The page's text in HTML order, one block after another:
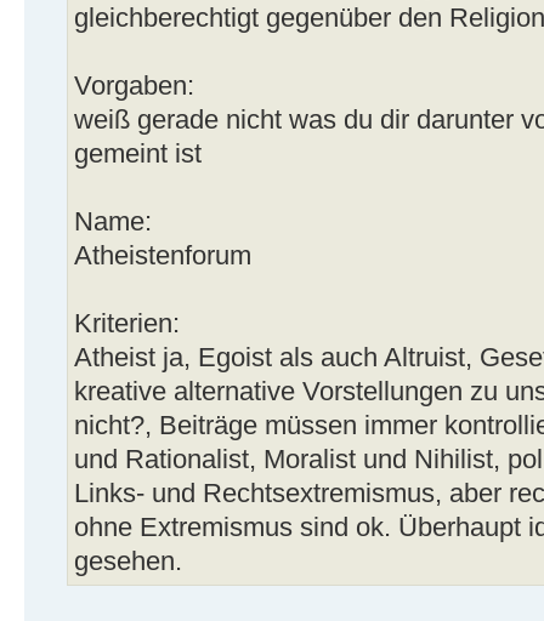
gleichberechtigt gegenüber den
Vorgaben:
weiß gerade nicht was du dir darunter
gemeint ist
Name:
Atheistenforum
Kriterien:
Atheist ja, Egoist als auch Altruist,
kreative alternative Vorstellungen zu
nicht?, Beiträge müssen immer
und Rationalist, Moralist und Nihilist,
Links- und Rechtsextremismus, aber
ohne Extremismus sind ok. Überhaupt
gesehen.